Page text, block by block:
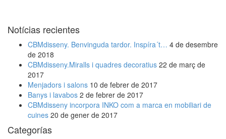
Notícias recientes
CBMdisseny. Benvinguda tardor. Inspíra´t… 4 de desembre
de 2018
CBMdisseny.Miralls i quadres decoratius 22 de març de
2017
Menjadors i salons 10 de febrer de 2017
Banys i lavabos 2 de febrer de 2017
CBMdisseny incorpora INKO com a marca en mobiliari de
cuines 20 de gener de 2017
Categorías